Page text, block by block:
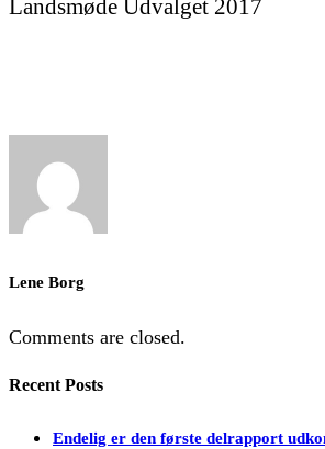
Landsmøde Udvalget 2017
Lene Borg
Comments are closed.
Recent Posts
Endelig er den første delrapport